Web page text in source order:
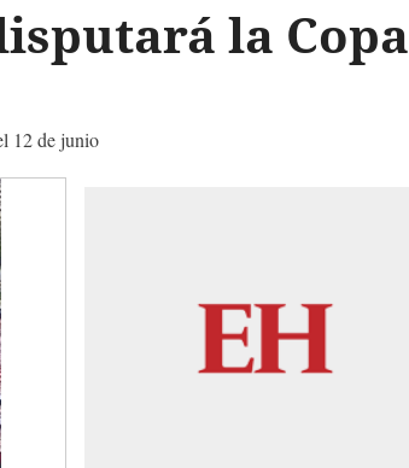
la Copa
12 de junio